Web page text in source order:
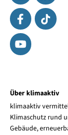
Über klimaaktiv
klimaaktiv
Klimaschutz rund
Gebäude,